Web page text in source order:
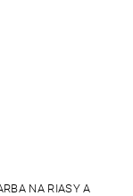
NA RIASY A